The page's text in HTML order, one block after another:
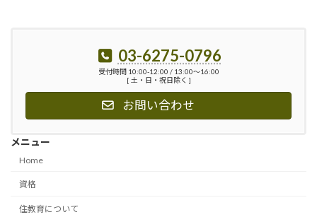
03-6275-0796
受付時間 10:00-12:00 / 13:00〜16:00
[ 土・日・祝日除く ]
お問い合わせ
メニュー
Home
資格
住教育について